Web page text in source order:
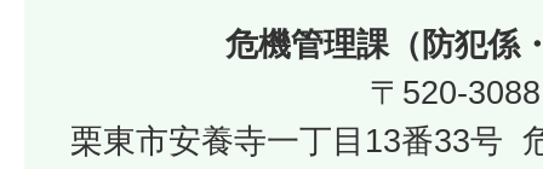
危機管理課（防犯係
〒520-3088
栗東市安養寺一丁目13番33号